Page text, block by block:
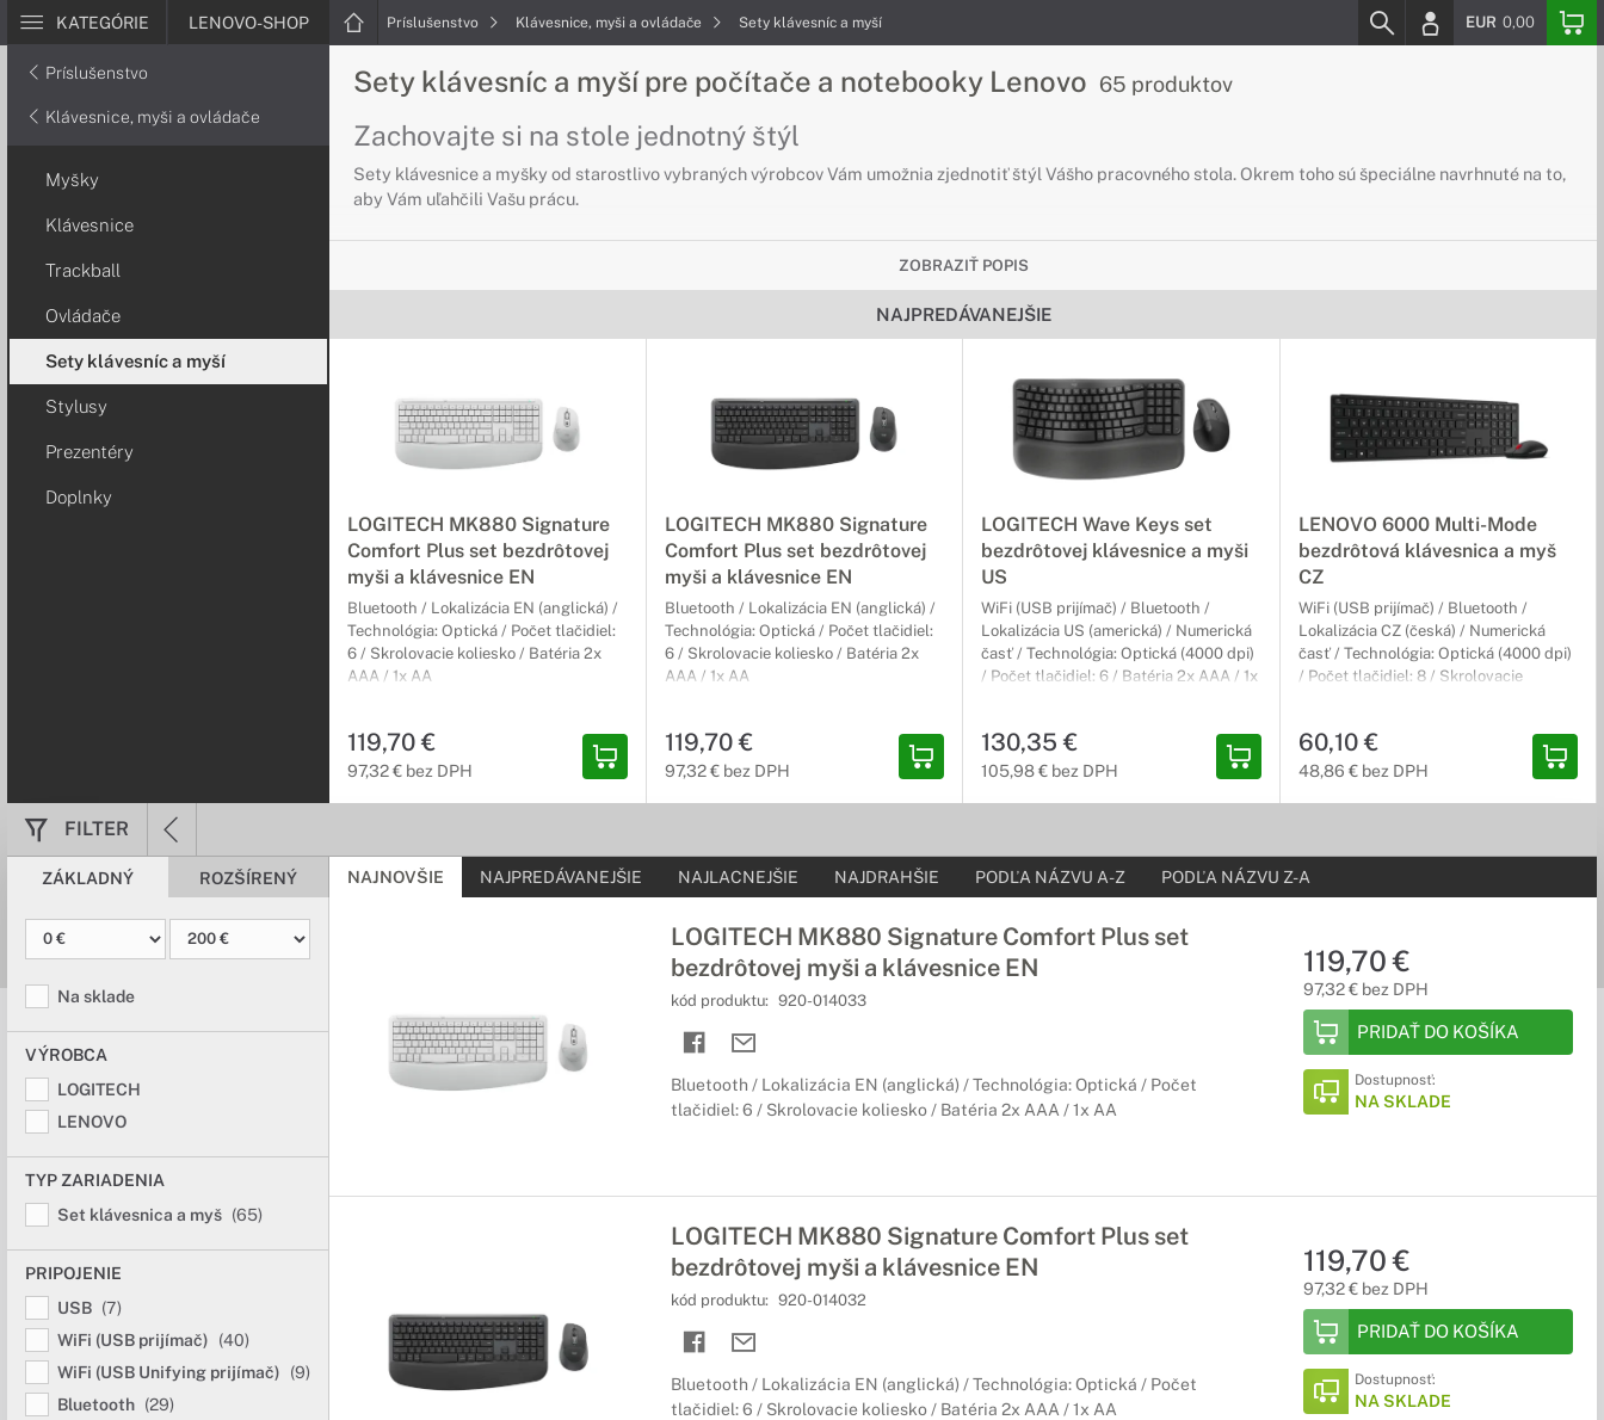
KATEGÓRIE LENOVO-SHOP Príslušenstvo Klávesnice, myši a ovládače Sety klávesníc a myší EUR 0,00
Príslušenstvo
Klávesnice, myši a ovládače
Myšky
Klávesnice
Trackball
Ovládače
Sety klávesníc a myší
Stylusy
Prezentéry
Doplnky
Sety klávesníc a myší pre počítače a notebooky Lenovo 65 produktov
Zachovajte si na stole jednotný štýl
Sety klávesnice a myšky od starostlivo vybraných výrobcov Vám umožnia zjednotiť štýl Vášho pracovného stola. Okrem toho sú špeciálne navrhnuté na to,
aby Vám uľahčili Vašu prácu.
ZOBRAZIŤ POPIS
NAJPREDÁVANEJŠIE
LOGITECH MK880 Signature
Comfort Plus set bezdrôtovej
myši a klávesnice EN
Bluetooth / Lokalizácia EN (anglická) /
Technológia: Optická / Počet tlačidiel:
6 / Skrolovacie koliesko / Batéria 2x
AAA / 1x AA
119,70 €
97,32 € bez DPH
LOGITECH MK880 Signature
Comfort Plus set bezdrôtovej
myši a klávesnice EN
Bluetooth / Lokalizácia EN (anglická) /
Technológia: Optická / Počet tlačidiel:
6 / Skrolovacie koliesko / Batéria 2x
AAA / 1x AA
119,70 €
97,32 € bez DPH
LOGITECH Wave Keys set
bezdrôtovej klávesnice a myši
US
WiFi (USB prijímač) / Bluetooth /
Lokalizácia US (americká) / Numerická
časť / Technológia: Optická (4000 dpi)
/ Počet tlačidiel: 6 / Batéria 2x AAA / 1x
130,35 €
105,98 € bez DPH
LENOVO 6000 Multi-Mode
bezdrôtová klávesnica a myš
CZ
WiFi (USB prijímač) / Bluetooth /
Lokalizácia CZ (česká) / Numerická
časť / Technológia: Optická (4000 dpi)
/ Počet tlačidiel: 8 / Skrolovacie
60,10 €
48,86 € bez DPH
FILTER
ZÁKLADNÝ ROZŠÍRENÝ
Na sklade
VÝROBCA
LOGITECH
LENOVO
TYP ZARIADENIA
Set klávesnica a myš (65)
PRIPOJENIE
USB (7)
WiFi (USB prijímač)
(40)
WiFi (USB Unifying prijímač)
(9)
Bluetooth (29)
NAJNOVŠIE NAJPREDÁVANEJŠIE NAJLACNEJŠIE NAJDRAHŠIE PODĽA NÁZVU A-Z PODĽA NÁZVU Z-A
LOGITECH MK880 Signature Comfort Plus set
bezdrôtovej myši a klávesnice EN
kód produktu: 920-014033
Bluetooth / Lokalizácia EN (anglická) / Technológia: Optická / Počet
tlačidiel: 6 / Skrolovacie koliesko / Batéria 2x AAA / 1x AA
119,70 €
97,32 € bez DPH
PRIDAŤ DO KOŠÍKA
Dostupnosť:
NA SKLADE
LOGITECH MK880 Signature Comfort Plus set
bezdrôtovej myši a klávesnice EN
kód produktu: 920-014032
Bluetooth / Lokalizácia EN (anglická) / Technológia: Optická / Počet
tlačidiel: 6 / Skrolovacie koliesko / Batéria 2x AAA / 1x AA
119,70 €
97,32 € bez DPH
PRIDAŤ DO KOŠÍKA
Dostupnosť:
NA SKLADE